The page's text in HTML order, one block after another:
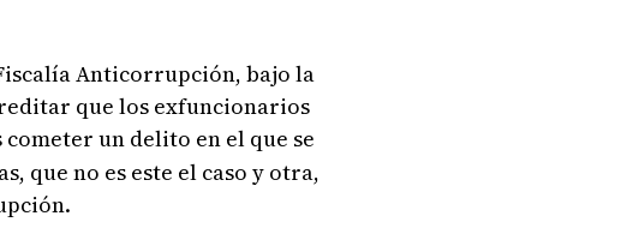
Anticorrupción, bajo la
que los exfuncionarios
cometer un delito en el que se
que no es este el caso y otra,